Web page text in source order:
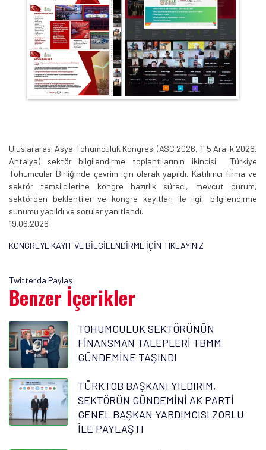
Uluslararası Asya Tohumculuk Kongresi (ASC 2026, 1-5 Aralık 2026,
Antalya) sektör bilgilendirme toplantılarının ikincisi Türkiye
Tohumcular Birliğinde çevrim için olarak yapıldı. Katılımcı firma ve
sektör temsilcilerine kongre hazırlık süreci, mevcut durum,
sektörden beklentiler ve kongre kayıtları ile ilgili bilgilendirme
sunumu yapıldı ve sorular yanıtlandı.
19.06.2026
KONGREYE KAYIT VE BİLGİLENDİRME İÇİN TIKLAYINIZ
Twitter'da Paylaş
Benzer İçerikler
TOHUMCULUK SEKTÖRÜNÜN
FİNANSMAN TALEPLERİ TBMM
GÜNDEMİNE TAŞINDI
TÜRKTOB BAŞKANI YILDIRIM,
SEKTÖRÜN GÜNDEMİNİ AK PARTİ
GENEL BAŞKAN YARDIMCISI ZORLU
İLE PAYLAŞTI